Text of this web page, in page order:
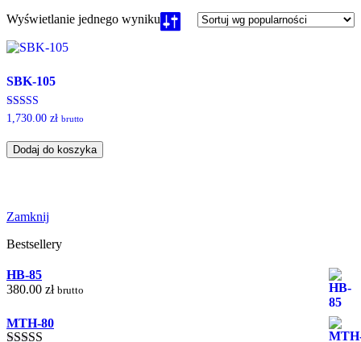
Wyświetlanie jednego wyniku
SBK-105
Oceniono
5.00
1,730.00 zł brutto
Dodaj do koszyka
Zamknij
Bestsellery
HB-85
380.00 zł brutto
MTH-80